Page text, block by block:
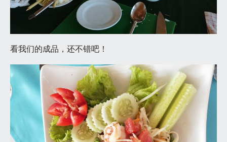
看我们的成品，还不错吧！